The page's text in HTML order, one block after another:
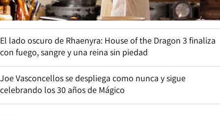
El lado oscuro de Rhaenyra: House of the Dragon 3 finaliza
con fuego, sangre y una reina sin piedad
Joe Vasconcellos se despliega como nunca y sigue
celebrando los 30 años de Mágico